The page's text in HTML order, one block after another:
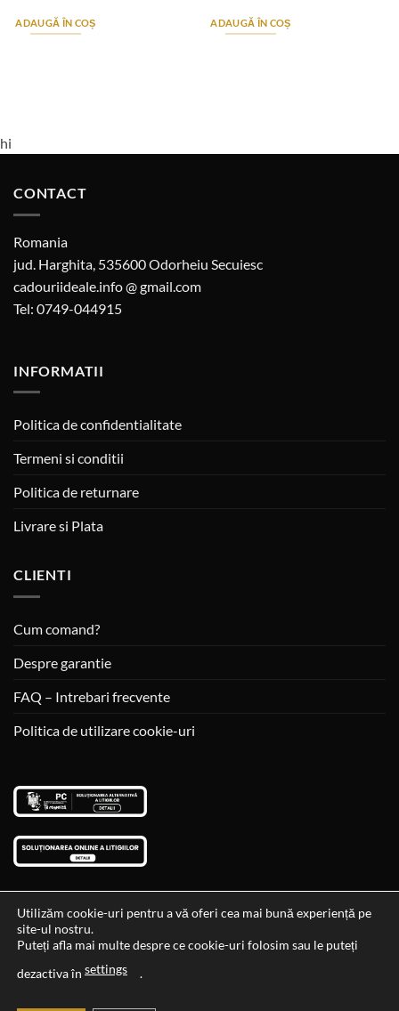
ADAUGĂ ÎN COȘ ADAUGĂ ÎN COȘ
hi
CONTACT
Romania
jud. Harghita, 535600 Odorheiu Secuiesc
cadouriideale.info @ gmail.com
Tel: 0749-044915
INFORMATII
Politica de confidentialitate
Termeni si conditii
Politica de returnare
Livrare si Plata
CLIENTI
Cum comand?
Despre garantie
FAQ – Intrebari frecvente
Politica de utilizare cookie-uri
Data si ora ultimei actualizari al stocului si ale preturilor: 29-12-
Utilizăm cookie-uri pentru a vă oferi cea mai bună experiență pe
site-ul nostru.
Puteți afla mai multe despre ce cookie-uri folosim sau le puteți
dezactiva în settings .